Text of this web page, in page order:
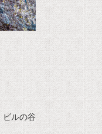
ビルの谷